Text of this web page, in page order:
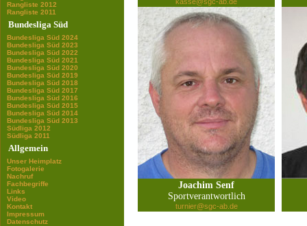
Rangliste 2012
Rangliste 2011
Bundesliga Süd
Bundesliga Süd 2024
Bundesliga Süd 2023
Bundesliga Süd 2022
Bundesliga Süd 2021
Bundesliga Süd 2020
Bundesliga Süd 2019
Bundesliga Süd 2018
Bundesliga Süd 2017
Bundesliga Süd 2016
Bundesliga Süd 2015
Bundesliga Süd 2014
Bundesliga Süd 2013
Südliga 2012
Südliga 2011
Allgemein
Unser Heimplatz
Fotogalerie
Nachruf
Fachbegriffe
Links
Video
Kontakt
Impressum
Datenschutz
Joachim Senf
Sportverantwortlich
turnier@sgc-ab.de